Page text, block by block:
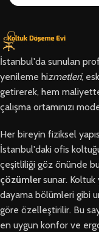
İstanbul'da sunulan
yenileme hizmetleri,
getirerek, hem
çalışma ortamınızı
Her bireyin fiziksel
İstanbul'daki ofis
çeşitliliği göz önünde
çözümlersunar. Koltuk
dayama bölümleri gibi
göre özelleştirilir. Bu
en uygun konfor ve